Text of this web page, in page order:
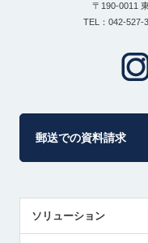
〒190-0011
TEL：042-527-
郵送での資料請求
ソリューション